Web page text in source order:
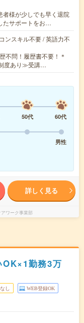
者様が少しでも早く退院
たサポートをお…
ンスキル不要 / 英語力不
不問！履歴書不要！＊
度あり≫受講…
50代
60代
男性
詳しく見る
ワーク事業部
OK×1勤務3万
し WEB登録OK